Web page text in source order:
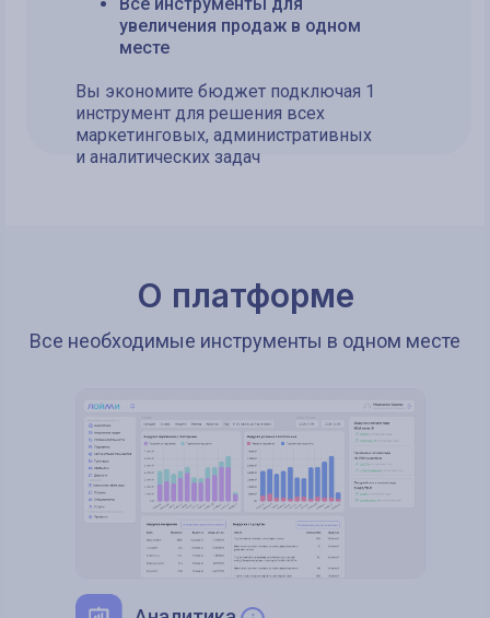
увеличения продаж в одном
месте
Вы экономите бюджет подключая 1
инструмент для решения всех
маркетинговых, административных
и аналитических задач
О платформе
Все необходимые инструменты в одном месте